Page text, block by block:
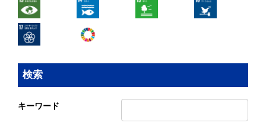
検索
キーワード